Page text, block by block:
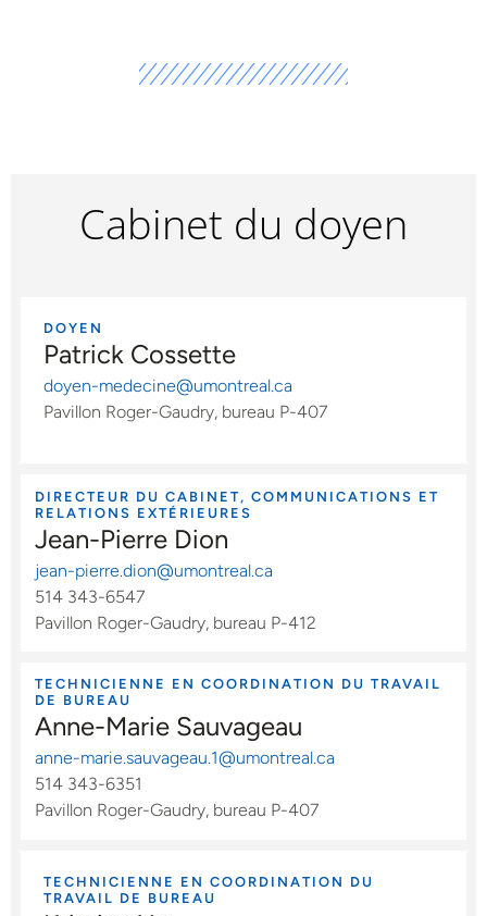
Cabinet du doyen
DOYEN
Patrick Cossette
doyen-medecine@umontreal.ca
Pavillon Roger-Gaudry, bureau P-407
DIRECTEUR DU CABINET, COMMUNICATIONS ET
RELATIONS EXTÉRIEURES
Jean-Pierre Dion
jean-pierre.dion@umontreal.ca
514 343-6547
Pavillon Roger-Gaudry, bureau P-412
TECHNICIENNE EN COORDINATION DU TRAVAIL
DE BUREAU
Anne-Marie Sauvageau
anne-marie.sauvageau.1@umontreal.ca
514 343-6351
Pavillon Roger-Gaudry, bureau P-407
TECHNICIENNE EN COORDINATION DU
TRAVAIL DE BUREAU